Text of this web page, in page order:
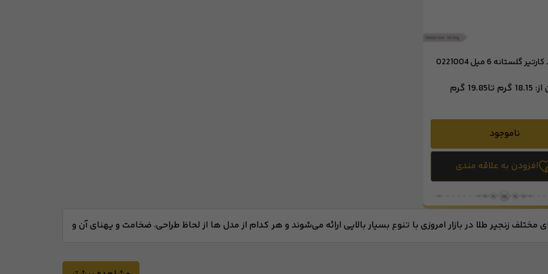
گلستانه 6 میل 0221004
از: 18.15 گرم تا 19.85 گرم
ناموجود
افزودن به علاقه مندی
مختلف زنجیر طلا در بازار امروزی با تنوع بسیار بالایی ارائه می‌شوند و هر کدام از مدل ها از لحاظ طراحی، ضخامت و پهنای آن و
تنوع مدل ها شناخت دقیق مدل‌های مختلف زنجیر طلا پیش از خرید، به شما کمک می‌کند انتخابی متناسب با استایل